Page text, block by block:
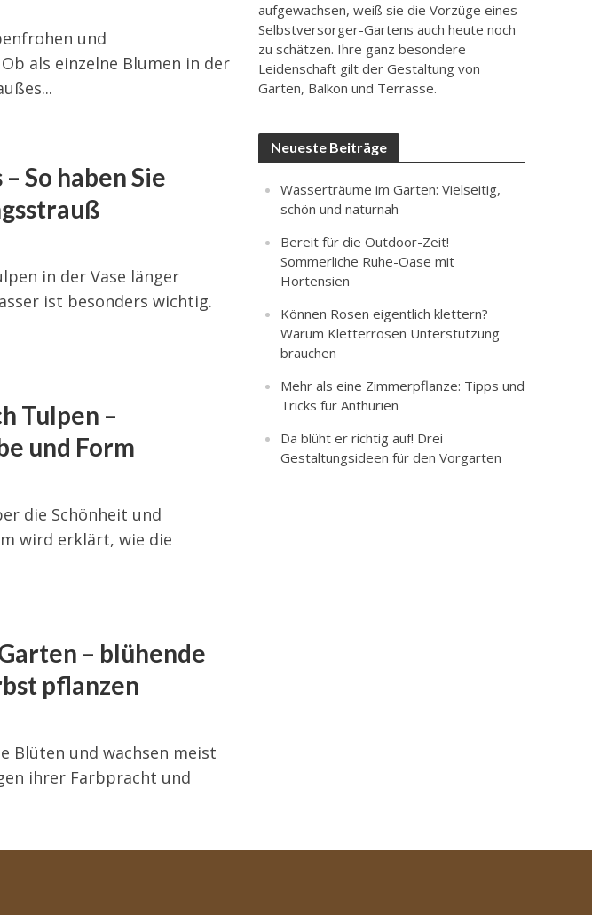
und
als einzelne Blumen in der
So haben Sie
in der Vase länger
ist besonders wichtig.
Tulpen –
und Form
die Schönheit und
wird erklärt, wie die
– blühende
pflanzen
Blüten und wachsen meist
ihrer Farbpracht und
aufgewachsen, weiß sie die Vorzüge eines
Selbstversorger-Gartens auch heute noch
zu schätzen. Ihre ganz besondere
Leidenschaft gilt der Gestaltung von
Garten, Balkon und Terrasse.
Neueste Beiträge
Wasserträume im Garten: Vielseitig,
schön und naturnah
Bereit für die Outdoor-Zeit!
Sommerliche Ruhe-Oase mit
Hortensien
Können Rosen eigentlich klettern?
Warum Kletterrosen Unterstützung
brauchen
Mehr als eine Zimmerpflanze: Tipps und
Tricks für Anthurien
Da blüht er richtig auf! Drei
Gestaltungsideen für den Vorgarten